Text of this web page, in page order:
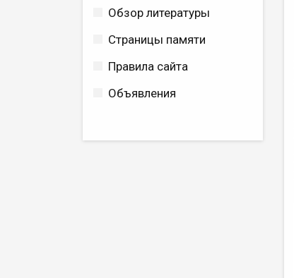
Обзор литературы
Страницы памяти
Правила сайта
Объявления